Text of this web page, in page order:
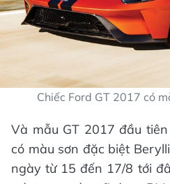
Chiếc Ford GT 2017 có
Và mẫu GT 2017 đầu
có màu sơn đặc biệt
ngày từ 15 đến 17/8 tới